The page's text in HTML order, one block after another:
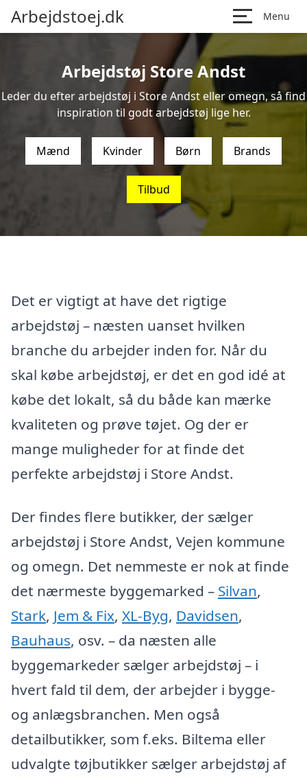
Arbejdstoej.dk Menu
Arbejdstøj Store Andst
Leder du efter arbejdstøj i Store Andst eller omegn, så find
inspiration til godt arbejdstøj lige her.
Mænd Kvinder Børn Brands
Tilbud
Det er vigtigt at have det rigtige
arbejdstøj – næsten uanset hvilken
branche du arbejder inden for. Når du
skal købe arbejdstøj, er det en god idé at
købe det lokalt, så du både kan mærke
kvaliteten og prøve tøjet. Og der er
mange muligheder for at finde det
perfekte arbejdstøj i Store Andst.
Der findes flere butikker, der sælger
arbejdstøj i Store Andst, Vejen kommune
og omegn. Det nemmeste er nok at finde
det nærmeste byggemarked – Silvan,
Stark, Jem & Fix, XL-Byg, Davidsen,
Bauhaus, osv. – da næsten alle
byggemarkeder sælger arbejdstøj – i
hvert fald til dem, der arbejder i bygge-
og anlægsbranchen. Men også
detailbutikker, som f.eks. Biltema eller
udvalgte tøjbutikker sælger arbejdstøj af